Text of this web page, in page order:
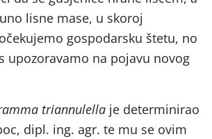
lisne mase, u skoroj
gospodarsku štetu, no
upozoravamo na pojavu novog
triannulella je determinirao
dipl. ing. agr. te mu se ovim